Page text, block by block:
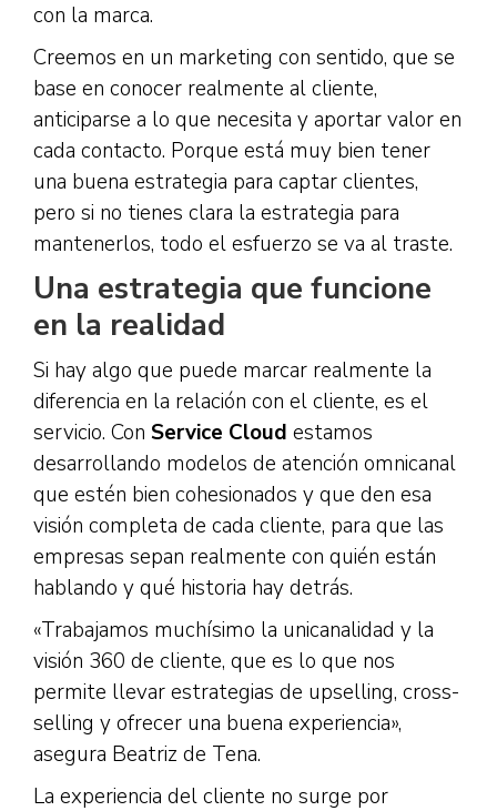
con la marca.
Creemos en un marketing con sentido, que se
base en conocer realmente al cliente,
anticiparse a lo que necesita y aportar valor en
cada contacto. Porque está muy bien tener
una buena estrategia para captar clientes,
pero si no tienes clara la estrategia para
mantenerlos, todo el esfuerzo se va al traste.
Una estrategia que funcione
en la realidad
Si hay algo que puede marcar realmente la
diferencia en la relación con el cliente, es el
servicio. Con Service Cloud estamos
desarrollando modelos de atención omnicanal
que estén bien cohesionados y que den esa
visión completa de cada cliente, para que las
empresas sepan realmente con quién están
hablando y qué historia hay detrás.
«Trabajamos muchísimo la unicanalidad y la
visión 360 de cliente, que es lo que nos
permite llevar estrategias de upselling, cross-
selling y ofrecer una buena experiencia»,
asegura Beatriz de Tena.
La experiencia del cliente no surge por